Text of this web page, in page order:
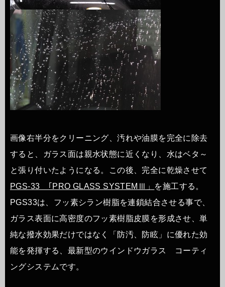
画像右半分をクリーニング、汚れや油膜を完全に除去
すると、ガラス面は親水状態に近くなり、水はベタ～
と張り付いたようになる。この後、完全に乾燥させて
PGS-33 ｢PRO GLASS SYSTEMⅢ」 を施工する。
PGS33は、フッ素シラン樹脂を連鎖結合させる事で、
ガラス表面に高密度のフッ素樹脂皮膜を形成させ、単
純な撥水効果だけではなく「防汚、防眩」に優れた効
能を発揮する、最新型のウインドウガラス コーティ
ングシステムです。